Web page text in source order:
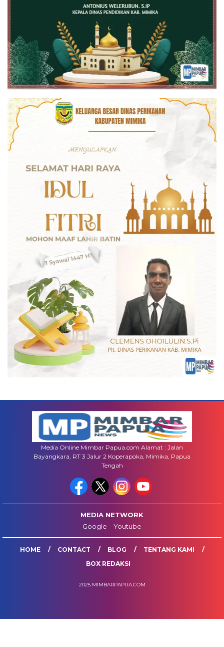
Media Online Mimbar Papua.com Alamat : Jalan
Bayangkara, RT 3 Jalur 2 Koperapoka, Mimika, Papua
Tengah
MEDIA NETWORK
Google
Youtube
HOME CONTACT BLOG
TENTANG KAMI
BOX REDAKSI
2025 MIMBARPAPUA.COM